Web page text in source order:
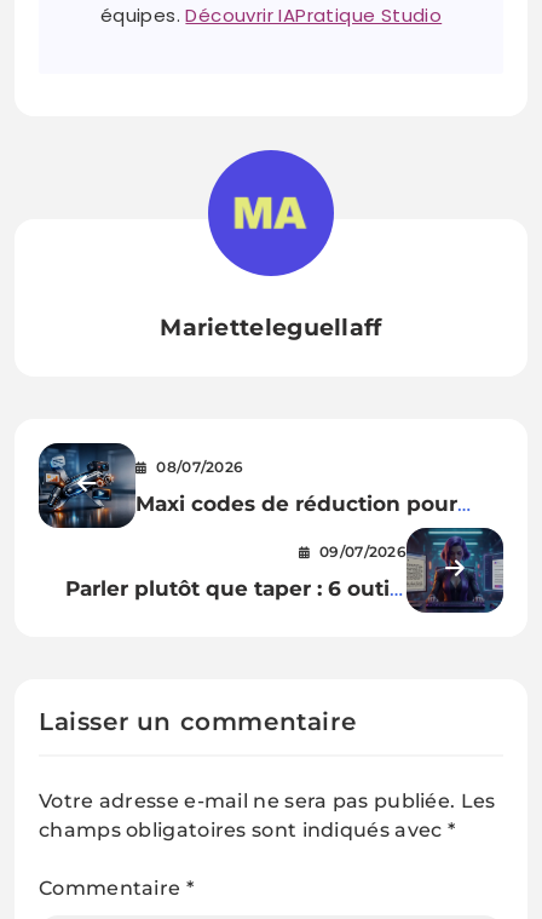
équipes.Découvrir IAPratique Studio
Marietteleguellaff
08/07/2026
Maxi codes de réduction pour
09/07/2026
Parler plutôt que taper : 6 outils
Laisser un commentaire
Votre adresse e-mail ne sera pas publiée. Les
champs obligatoires sont indiqués avec *
Commentaire *